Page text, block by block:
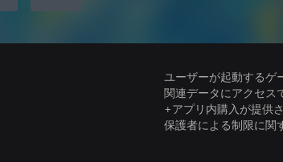
ユーザーが起動するゲ
関連データにアクセス
+アプリ内購入が提供さ
保護者による制限に関